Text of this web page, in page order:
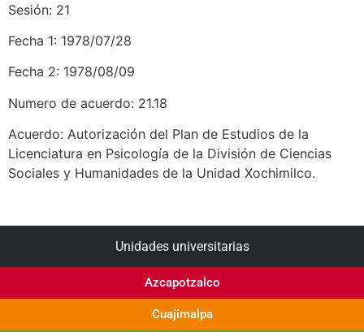
Sesión: 21
Fecha 1: 1978/07/28
Fecha 2: 1978/08/09
Numero de acuerdo: 21.18
Acuerdo: Autorización del Plan de Estudios de la
Licenciatura en Psicología de la División de Ciencias
Sociales y Humanidades de la Unidad Xochimilco.
Unidades universitarias
Azcapotzalco
Cuajimalpa